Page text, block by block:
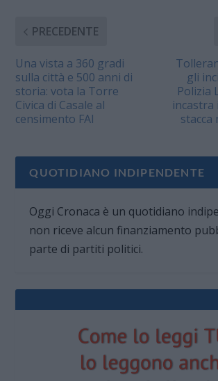
PRECEDENTE
Una vista a 360 gradi
sulla città e 500 anni di
storia: vota la Torre
Civica di Casale al
censimento FAI
gli
Polizia
stacca
QUOTIDIANO INDIPENDENTE
Oggi Cronaca è un quotidiano
non riceve alcun finanziamento
parte di partiti politici.